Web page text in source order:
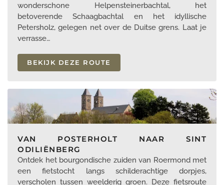
wonderschone Helpensteinerbachtal, het
betoverende Schaagbachtal en het idyllische
Petersholz, gelegen net over de Duitse grens. Laat je
verrasse…
BEKIJK DEZE ROUTE
VAN POSTERHOLT NAAR SINT
ODILIËNBERG
Ontdek het bourgondische zuiden van Roermond met
een fietstocht langs schilderachtige dorpjes,
verscholen tussen weelderig groen. Deze fietsroute